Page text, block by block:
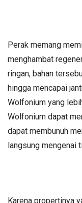
Perak memang
menghambat
ringan, bahan
hingga mencapai
Wolfonium yang
Wolfonium dapat
dapat membunuh
langsung mengenai
Karena propertinya